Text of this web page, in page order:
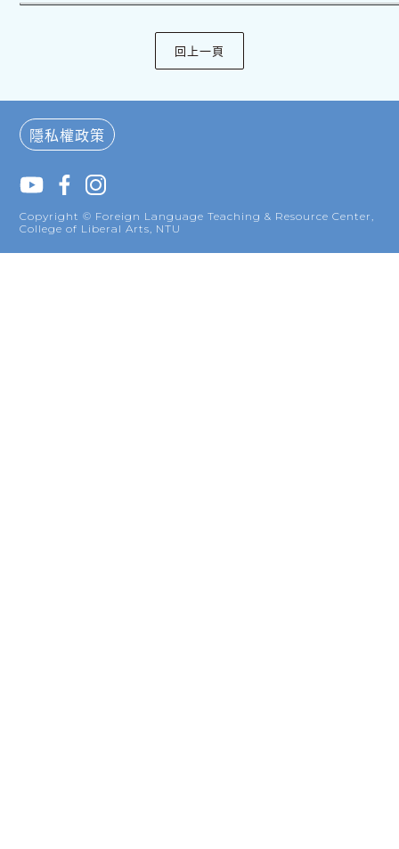
隱私權政策
Copyright © Foreign Language Teaching & Resource Center,
College of Liberal Arts, NTU